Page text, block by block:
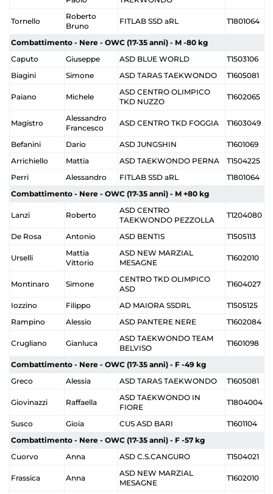
Tornello
Roberto
Bruno
FITLAB SSD aRL T1801064
Combattimento - Nere - OWC (17-35 anni) - M -80 kg
Caputo
Giuseppe ASD BLUE WORLD
T1503106
Biagini
Simone ASD TARAS TAEKWONDO T1605081
Paiano Michele
ASD CENTRO OLIMPICO
TKD NUZZO
T1602065
Magistro
Alessandro
Francesco
ASD CENTRO TKD FOGGIA T1603049
Befanini Dario ASD JUNGSHIN
T1601069
Arrichiello
Mattia ASD TAEKWONDO PERNA
T1504225
Perri
Alessandro FITLAB SSD aRL
T1801064
Combattimento - Nere - OWC (17-35 anni) - M +80 kg
Lanzi Roberto
ASD CENTRO
TAEKWONDO PEZZOLLA
T1204080
De Rosa Antonio ASD BENTIS T1505113
Urselli
Mattia
Vittorio
ASD NEW MARZIAL
MESAGNE
T1602010
Montinaro Simone
CENTRO TKD OLIMPICO
ASD
T1604027
Iozzino Filippo AD MAIORA SSDRL
T1505125
Rampino
Alessio ASD PANTERE NERE T1602084
Crugliano Gianluca
ASD TAEKWONDO TEAM
BELVISO
T1601098
Combattimento - Nere - OWC (17-35 anni) - F -49 kg
Greco
Alessia ASD TARAS TAEKWONDO T1605081
Giovinazzi Raffaella
ASD TAEKWONDO IN
FIORE
T1804004
Susco Gioia CUS ASD BARI
T1601104
Combattimento - Nere - OWC (17-35 anni) - F -57 kg
Cuorvo
Anna ASD C.S.CANGURO T1504021
Frassica Anna
ASD NEW MARZIAL
MESAGNE
T1602010